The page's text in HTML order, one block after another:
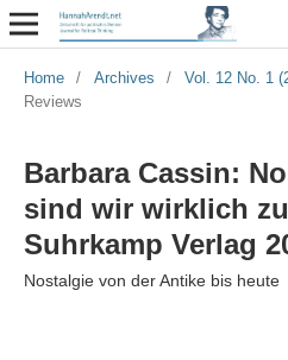
Home / Archives / Vol. 12 No. 1
Reviews
Barbara Cassin:
sind wir wirklich
Suhrkamp Verlag
Nostalgie von der Antike bis heute